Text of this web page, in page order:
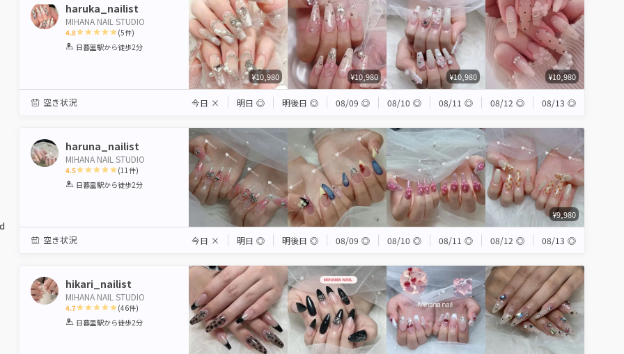
haruka_nailist
MIHANA NAIL STUDIO
4.8
1 2 3 4 5
(5件)
日暮里駅から徒歩2分
¥10,980 ¥10,980 ¥10,980 ¥10,980
空き状況 今日 × 明日 ◎ 明後日 ◎ 08/09 ◎ 08/10 ◎ 08/11 ◎ 08/12 ◎ 08/13 ◎
haruna_nailist
MIHANA NAIL STUDIO
4.5
1 2 3 4 5
(11 件)
日暮里駅から徒歩2分
¥9,980
空き状況 今日 × 明日 ◎ 明後日 ◎ 08/09 ◎ 08/10 ◎ 08/11 ◎ 08/12 ◎ 08/13 ◎
hikari_nailist
MIHANA NAIL STUDIO
4.7
1 2 3 4 5
(46件)
日暮里駅から徒歩2分